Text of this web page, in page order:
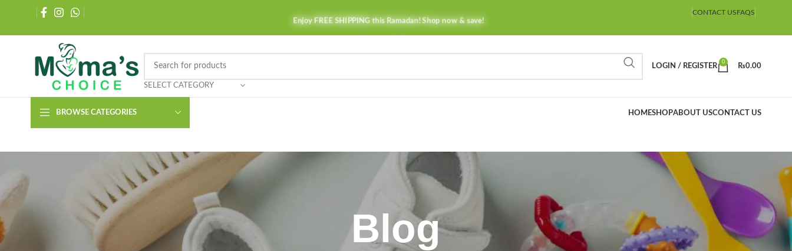
Enjoy FREE SHIPPING this Ramadan! Shop now & save!
CONTACT USFAQS
SELECT CATEGORY
LOGIN / REGISTER
0
₨0.00
BROWSE CATEGORIES HOMESHOPABOUT USCONTACT US
Blog